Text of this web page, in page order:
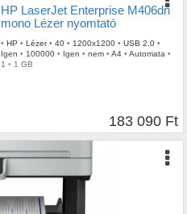
HP LaserJet Enterprise M406dn
mono Lézer nyomtató
• HP • Lézer • 40 • 1200x1200 • USB 2.0 •
Igen • 100000 • Igen • nem • A4 • Automata •
1 • 1 GB
183 090 Ft